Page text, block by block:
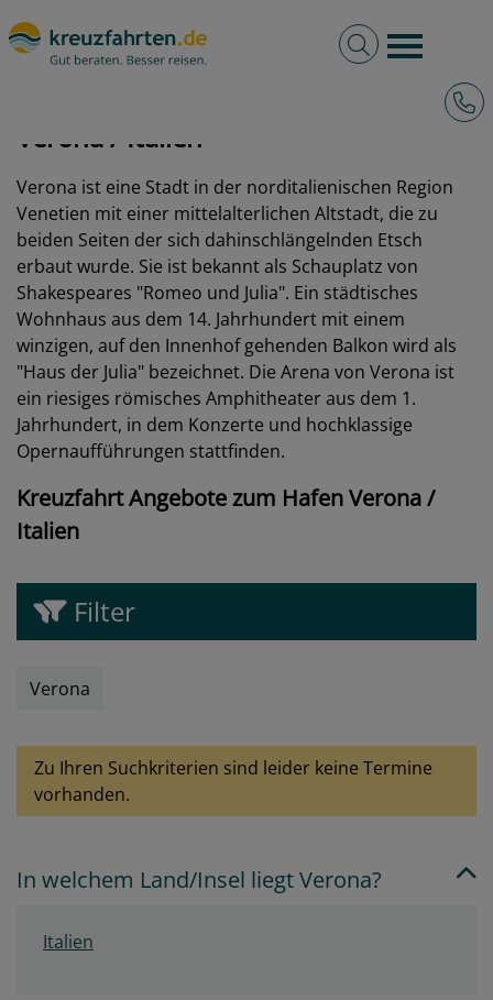
Burger
Volltextsuche
Verona / Italien
Verona ist eine Stadt in der norditalienischen Region
Venetien mit einer mittelalterlichen Altstadt, die zu
beiden Seiten der sich dahinschlängelnden Etsch
erbaut wurde. Sie ist bekannt als Schauplatz von
Shakespeares "Romeo und Julia". Ein städtisches
Wohnhaus aus dem 14. Jahrhundert mit einem
winzigen, auf den Innenhof gehenden Balkon wird als
"Haus der Julia" bezeichnet. Die Arena von Verona ist
ein riesiges römisches Amphitheater aus dem 1.
Jahrhundert, in dem Konzerte und hochklassige
Opernaufführungen stattfinden.
Kreuzfahrt Angebote zum Hafen Verona /
Italien
Filter
Verona
Zu Ihren Suchkriterien sind leider keine Termine
vorhanden.
In welchem Land/Insel liegt Verona?
Italien